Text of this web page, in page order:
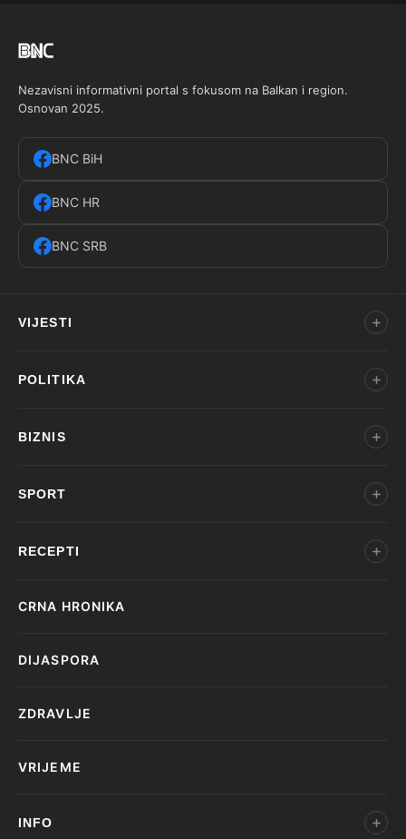
Nezavisni informativni portal s fokusom na Balkan i region.
Osnovan 2025.
BNC BiH
BNC HR
BNC SRB
VIJESTI
POLITIKA
BIZNIS
SPORT
RECEPTI
CRNA HRONIKA
DIJASPORA
ZDRAVLJE
VRIJEME
INFO